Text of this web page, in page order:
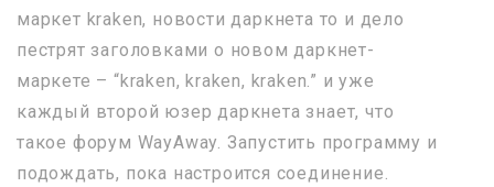
маркет kraken, новости даркнета то и дело
пестрят заголовками о новом даркнет-
маркете – “kraken, kraken, kraken.” и уже
каждый второй юзер даркнета знает, что
такое форум WayAway. Запустить программу и
подождать, пока настроится соединение.